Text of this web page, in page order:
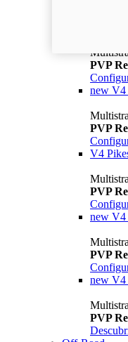
PVP
new V4
PVP
V4
PVP
new V4
PVP
new V4
PVP